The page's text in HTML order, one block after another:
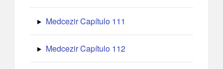
Medcezir Capítulo 111
Medcezir Capítulo 112